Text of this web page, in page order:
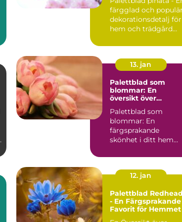
hem och trädgård
färgglad och populär
dekorationsdetalj för
hem och trädgård
13. jan
Palettblad som
blommar: En
översikt över
palettblad
Palettblad som
blommar: En
färgsprakande
skönhet i ditt hem
vilka typer finns...
12. jan
Palettblad Redhead
- En Färgsprakande
Favorit för Hemmet